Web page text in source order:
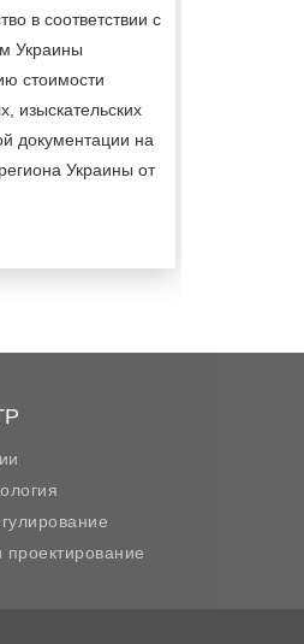
в соответствии с
Украины
стоимости
изыскательских
документации на
Украины от
проектирование